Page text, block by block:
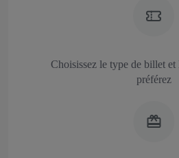
Choisissez le type de billet et
préférez